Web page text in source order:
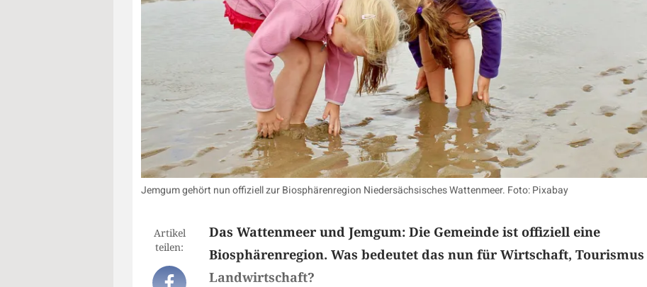
Jemgum gehört nun offiziell zur Biosphärenregion Niedersächsisches Wattenmeer. Foto: Pixabay
Artikel
teilen:
Das Wattenmeer und Jemgum: Die Gemeinde ist offiziell eine
Biosphärenregion. Was bedeutet das nun für Wirtschaft,
Landwirtschaft?